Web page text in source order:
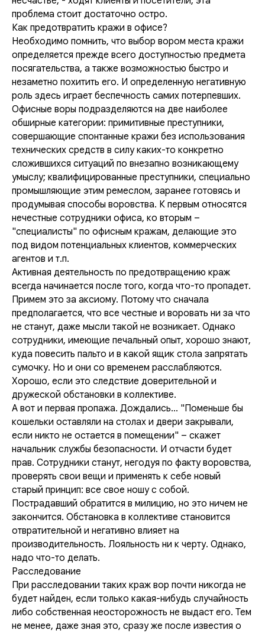
проблема стоит достаточно остро.
Как предотвратить кражи в офисе?
Необходимо помнить, что выбор вором места кражи
определяется прежде всего доступностью предмета
посягательства, а также возможностью быстро и
незаметно похитить его. И определенную негативную
роль здесь играет беспечность самих потерпевших.
Офисные воры подразделяются на две наиболее
обширные категории: примитивные преступники,
совершающие спонтанные кражи без использования
технических средств в силу каких-то конкретно
сложившихся ситуаций по внезапно возникающему
умыслу; квалифицированные преступники, специально
промышляющие этим ремеслом, заранее готовясь и
продумывая способы воровства. К первым относятся
нечестные сотрудники офиса, ко вторым –
"специалисты" по офисным кражам, делающие это
под видом потенциальных клиентов, коммерческих
агентов и т.п.
Активная деятельность по предотвращению краж
всегда начинается после того, когда что-то пропадет.
Примем это за аксиому. Потому что сначала
предполагается, что все честные и воровать ни за что
не станут, даже мысли такой не возникает. Однако
сотрудники, имеющие печальный опыт, хорошо знают,
куда повесить пальто и в какой ящик стола запрятать
сумочку. Но и они со временем расслабляются.
Хорошо, если это следствие доверительной и
дружеской обстановки в коллективе.
А вот и первая пропажа. Дождались... "Поменьше бы
кошельки оставляли на столах и двери закрывали,
если никто не остается в помещении" – скажет
начальник службы безопасности. И отчасти будет
прав. Сотрудники станут, негодуя по факту воровства,
проверять свои вещи и применять к себе новый
старый принцип: все свое ношу с собой.
Пострадавший обратится в милицию, но это ничем не
закончится. Обстановка в коллективе становится
отвратительной и негативно влияет на
производительность. Лояльность ни к черту. Однако,
надо что-то делать.
Расследование
При расследовании таких краж вор почти никогда не
будет найден, если только какая-нибудь случайность
либо собственная неосторожность не выдаст его. Тем
не менее, даже зная это, сразу же после известия о